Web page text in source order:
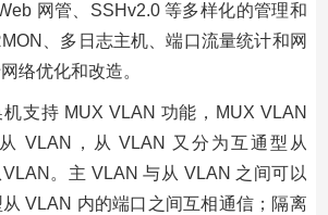
网管、SSHv2.0 等多样化的管理和
、多日志主机、端口流量统计和网
络优化和改造。
支持 MUX VLAN 功能，MUX VLAN
VLAN，从 VLAN 又分为互通型从
。主 VLAN 与从 VLAN 之间可以
VLAN 内的端口之间互相通信；隔离